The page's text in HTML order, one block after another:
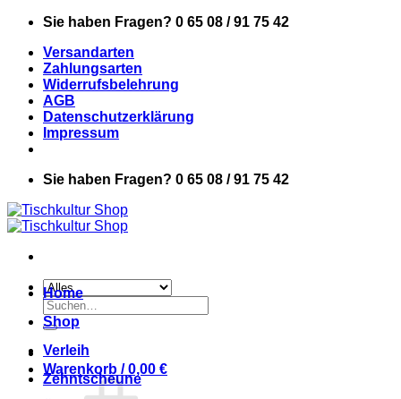
Zum
springen
Sie haben Fragen? 0 65 08 / 91 75 42
Versandarten
Zahlungsarten
Widerrufsbelehrung
AGB
Datenschutzerklärung
Impressum
Sie haben Fragen? 0 65 08 / 91 75 42
Suchen
nach:
Warenkorb /0,00 €
Home
Shop
Verleih
Zehntscheune